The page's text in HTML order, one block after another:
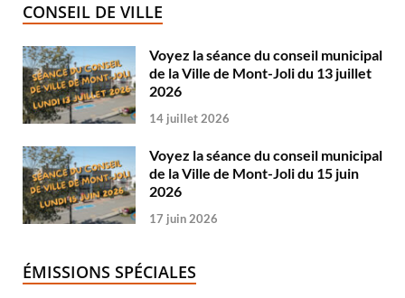
CONSEIL DE VILLE
Voyez la séance du conseil municipal
de la Ville de Mont-Joli du 13 juillet
2026
14 juillet 2026
Voyez la séance du conseil municipal
de la Ville de Mont-Joli du 15 juin
2026
17 juin 2026
ÉMISSIONS SPÉCIALES